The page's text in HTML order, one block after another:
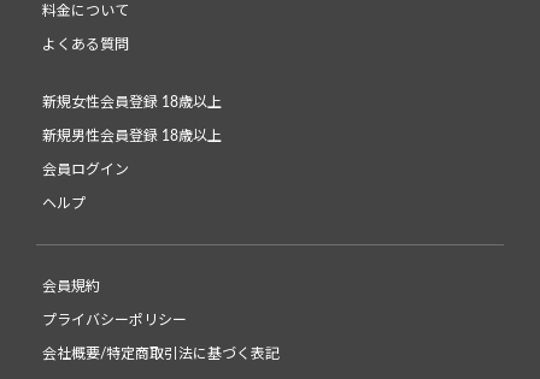
料金について
よくある質問
新規女性会員登録 18歳以上
新規男性会員登録 18歳以上
会員ログイン
ヘルプ
会員規約
プライバシーポリシー
会社概要/特定商取引法に基づく表記